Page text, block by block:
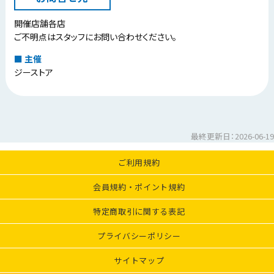
開催店舗各店
ご不明点はスタッフにお問い合わせください。
主催
ジーストア
最終更新日：2026-06-19
ご利用規約
会員規約・ポイント規約
特定商取引に関する表記
プライバシーポリシー
サイトマップ